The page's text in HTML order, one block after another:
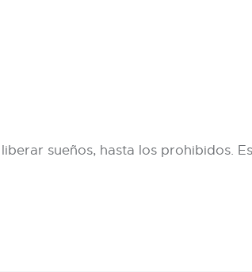
sueños, hasta los prohibidos.